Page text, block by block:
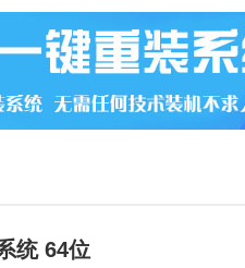
统 64位